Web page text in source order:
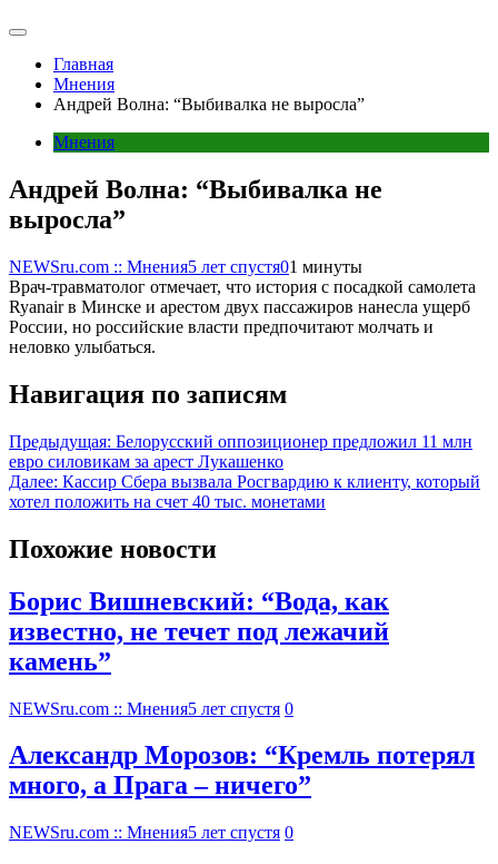
Главная
Мнения
Андрей Волна: “Выбивалка не выросла”
Мнения
Андрей Волна: “Выбивалка не
выросла”
NEWSru.com :: Мнения5 лет спустя01 минуты
Врач-травматолог отмечает, что история с посадкой самолета
Ryanair в Минске и арестом двух пассажиров нанесла ущерб
России, но российские власти предпочитают молчать и
неловко улыбаться.
Навигация по записям
Предыдущая: Белорусский оппозиционер предложил 11 млн
евро силовикам за арест Лукашенко
Далее: Кассир Сбера вызвала Росгвардию к клиенту, который
хотел положить на счет 40 тыс. монетами
Похожие новости
Борис Вишневский: “Вода, как
известно, не течет под лежачий
камень”
NEWSru.com :: Мнения5 лет спустя 0
Александр Морозов: “Кремль потерял
много, а Прага – ничего”
NEWSru.com :: Мнения5 лет спустя 0